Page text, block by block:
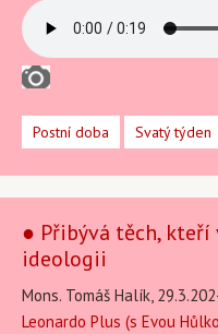
Postní doba Svatý týden
● Přibývá těch,
ideologii
Mons. Tomáš Halík,
Leonardo Plus (s Evou